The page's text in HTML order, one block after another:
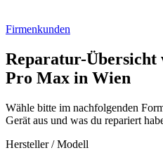
Firmenkunden
Reparatur-Übersicht
Pro Max in Wien
Wähle bitte im nachfolgenden
Gerät aus und was du repariert
Hersteller / Modell